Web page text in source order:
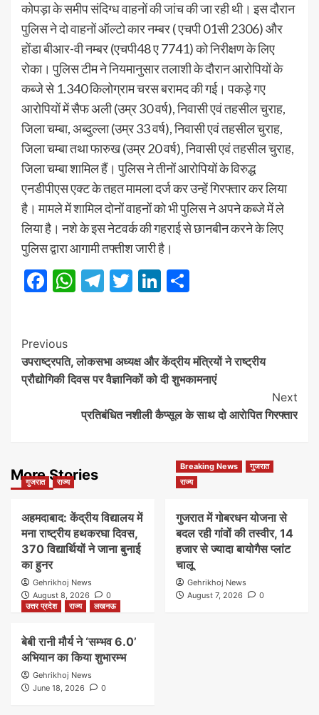
कोपड़ा के समीप संदिग्ध वाहनों की जांच की जा रही थी। इस दौरान
पुलिस ने दो वाहनों ऑल्टो कार नम्बर ( एचपी 01सी 2306) और
होंडा बीआर-वी नम्बर (एचपी48 ए 7741) को निरीक्षण के लिए
रोका। पुलिस टीम ने नियमानुसार तलाशी के दौरान आरोपियों के
कब्जे से 1.340 किलोग्राम चरस बरामद की गई। पकड़े गए
आरोपियों में सैफ अली (उम्र 30 वर्ष), निवासी एवं तहसील चुराह,
जिला चम्बा, अब्दुल्ला (उम्र 33 वर्ष), निवासी एवं तहसील चुराह,
जिला चम्बा तथा फारुख (उम्र 20 वर्ष), निवासी एवं तहसील चुराह,
जिला चम्बा शामिल हैं। पुलिस ने तीनों आरोपियों के विरुद्ध
एनडीपीएस एक्ट के तहत मामला दर्ज कर उन्हें गिरफ्तार कर लिया
है। मामले में शामिल दोनों वाहनों को भी पुलिस ने अपने कब्जे में ले
लिया है। नशे के इस नेटवर्क की गहराई से छानबीन करने के लिए
पुलिस द्वारा आगामी तफ्तीश जारी है।
Facebook
WhatsApp
Telegram
TwitterLinkedIn
Post
Navigation
Previous
उपराष्ट्रपति, लोकसभा अध्यक्ष और केंद्रीय मंत्रियों ने राष्ट्रीय
प्रौद्योगिकी दिवस पर वैज्ञानिकों को दी शुभकामनाएं
Next
प्रतिबंधित नशीली कैप्सूल के साथ दो आराेपित गिरफ्तार
More Stories
गुजरात राज्य
अहमदाबाद: केंद्रीय विद्यालय में
मना राष्ट्रीय हथकरघा दिवस,
370 विद्यार्थियों ने जाना बुनाई
का हुनर
Gehrikhoj News
August 8, 2026
0
Breaking News
गुजरात
राज्य
गुजरात में गोबरधन योजना से
बदल रही गांवों की तस्वीर, 14
हजार से ज्यादा बायोगैस प्लांट
चालू
Gehrikhoj News
August 7, 2026
0
उत्तर प्रदेश
राज्य लखनऊ
बेबी रानी मौर्य ने ‘सम्भव 6.0’
अभियान का किया शुभारम्भ
Gehrikhoj News
June 18, 2026
0